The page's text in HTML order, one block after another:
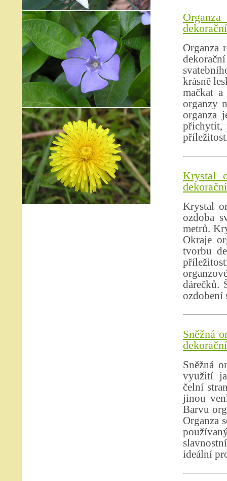
Organza
krásně
mačkat
organzy
organza
přichytit,
Krystal
Krystal
ozdoba
metrů.
Okraje
tvorbu
dárečků.
ozdobení
Sněžná
Sněžná
využití
čelní
jinou
Barvu
Organza
ideální